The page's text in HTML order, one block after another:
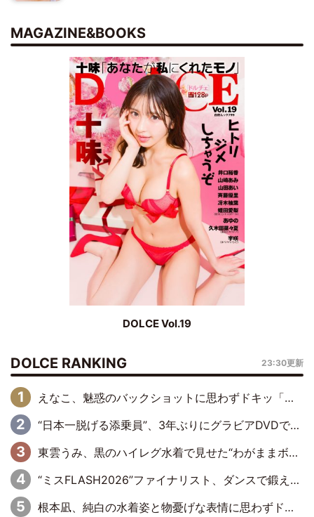
MAGAZINE&BOOKS
DOLCE Vol.19
DOLCE RANKING 23:30更新
えなこ、魅惑のバックショットに思わずドキッ「世界最高レベルの美しさ」「クールビューティーで良き」「ポーズも表情も完璧」
“日本一脱げる添乗員”、3年ぶりにグラビアDVDで復活 31歳の艶やかな表情がさえわたる
東雲うみ、黒のハイレグ水着で見せた“わがままボディ”がたまらない「うみちゃんカワイイ」「全てがステキな女神さま」「魅力的です」
“ミスFLASH2026”ファイナリスト、ダンスで鍛え上げた健康的な美ボディー披露
根本凪、純白の水着姿と物憂げな表情に思わずドキドキ…「ステキなお写真」「透明感がスゴい」